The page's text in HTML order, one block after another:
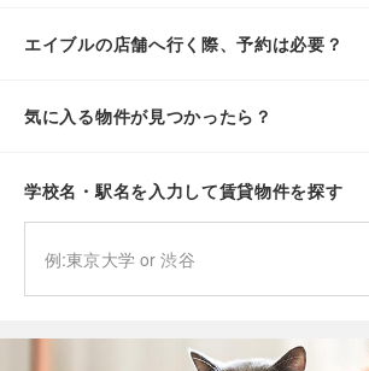
エイブルの店舗へ行く際、予約は必要？
気に入る物件が見つかったら？
学校名・駅名を入力して賃貸物件を探す